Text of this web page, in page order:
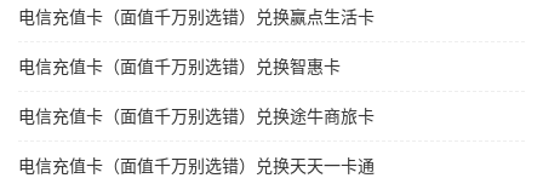
电信充值卡（面值千万别选错）兑换赢点生活卡
电信充值卡（面值千万别选错）兑换智惠卡
电信充值卡（面值千万别选错）兑换途牛商旅卡
电信充值卡（面值千万别选错）兑换天天一卡通